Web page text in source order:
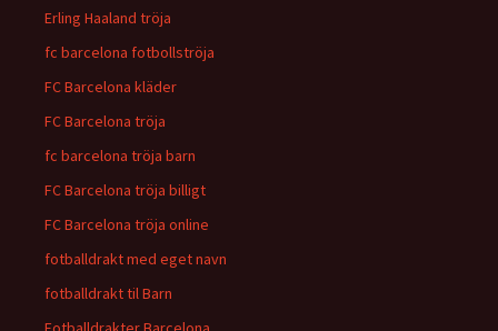
Erling Haaland tröja
fc barcelona fotbollströja
FC Barcelona kläder
FC Barcelona tröja
fc barcelona tröja barn
FC Barcelona tröja billigt
FC Barcelona tröja online
fotballdrakt med eget navn
fotballdrakt til Barn